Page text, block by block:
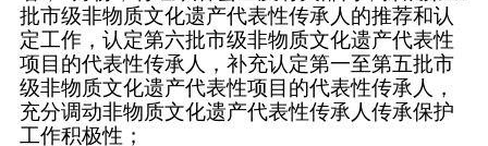
批市级非物质文化遗产代表性传承人的推荐和认
定工作，认定第六批市级非物质文化遗产代表性
项目的代表性传承人，补充认定第一至第五批市
级非物质文化遗产代表性项目的代表性传承人，
充分调动非物质文化遗产代表性传承人传承保护
工作积极性；